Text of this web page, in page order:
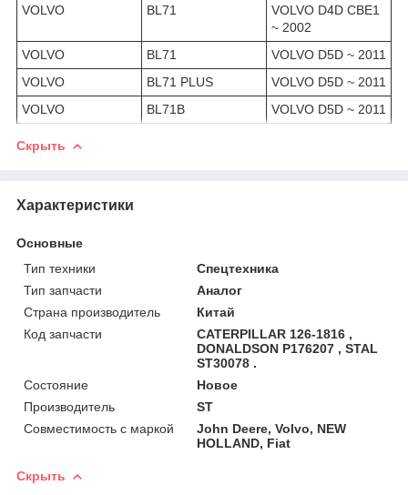
VOLVO
BL71
VOLVO D4D CBE1
~ 2002
VOLVO
BL71
VOLVO D5D ~ 2011
VOLVO
BL71 PLUS
VOLVO D5D ~ 2011
VOLVO
BL71B VOLVO D5D ~ 2011
Скрыть
Характеристики
Основные
Тип техники
Спецтехника
Тип запчасти
Аналог
Страна производитель
Китай
Код запчасти
CATERPILLAR 126-1816 ,
DONALDSON P176207 , STAL
ST30078 .
Состояние
Новое
Производитель
ST
Совместимость с маркой
John Deere, Volvo, NEW
HOLLAND, Fiat
Скрыть